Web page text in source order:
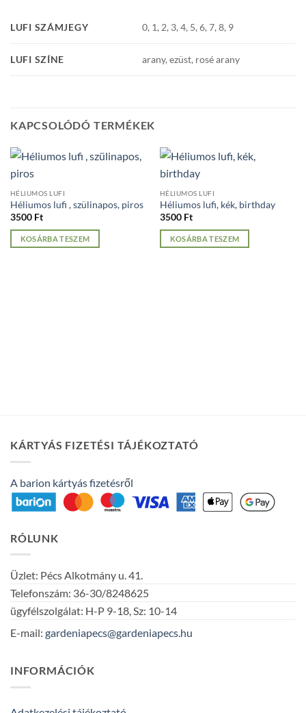
LUFI SZÁMJEGY 0, 1, 2, 3, 4, 5, 6, 7, 8, 9
LUFI SZÍNE arany, ezüst, rosé arany
KAPCSOLÓDÓ TERMÉKEK
HÉLIUMOS LUFI
Héliumos lufi , szülinapos, piros
3500 Ft
KOSÁRBA TESZEM
HÉLIUMOS LUFI
Héliumos lufi, kék, birthday
3500 Ft
KOSÁRBA TESZEM
KÁRTYÁS FIZETÉSI TÁJÉKOZTATÓ
A barion kártyás fizetésről
RÓLUNK
Üzlet: Pécs Alkotmány u. 41.
Telefonszám: 36-30/8248625
ügyfélszolgálat: H-P 9-18, Sz: 10-14
E-mail: gardeniapecs@gardeniapecs.hu
INFORMÁCIÓK